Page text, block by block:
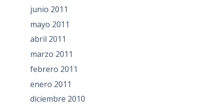
junio 2011
mayo 2011
abril 2011
marzo 2011
febrero 2011
enero 2011
diciembre 2010